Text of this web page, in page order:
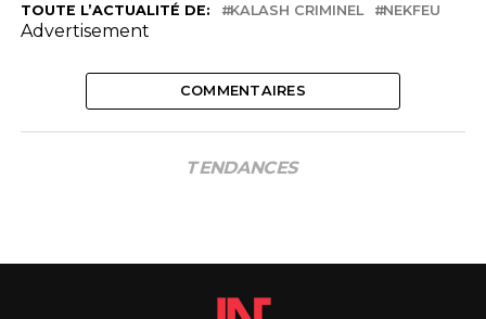
TOUTE L’ACTUALITÉ DE: KALASH CRIMINEL NEKFEU
Advertisement
COMMENTAIRES
TENDANCES